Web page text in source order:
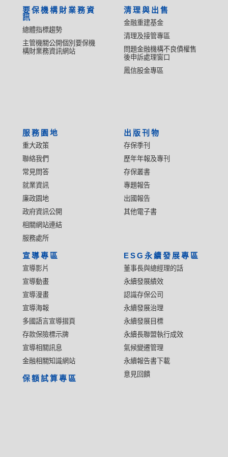
要保機構財業務資
訊
總體指標趨勢
主管機關公開個別要保機
構財業務資訊網站
清理與出售
金融重建基金
清理及接管專區
問題金融機構不良債權售
後申訴處理窗口
鳳信股金專區
服務園地
重大政策
聯絡我們
常見問答
就業資訊
廉政園地
政府資訊公開
相關網站連結
服務處所
出版刊物
存保季刊
歷年年報及專刊
存保叢書
專題報告
出國報告
其他電子書
宣導專區
宣導影片
宣導動畫
宣導漫畫
宣導海報
多國語言宣導摺頁
存款保險標示牌
宣導相關訊息
金融相關知識網站
ESG永續發展專區
董事長與總經理的話
永續發展績效
認識存保公司
永續發展治理
永續發展目標
永續長聯盟執行成效
氣候變遷管理
永續報告書下載
意見回饋
保額試算專區